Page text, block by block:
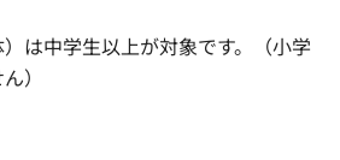
）は中学生以上が対象です。（小学
）